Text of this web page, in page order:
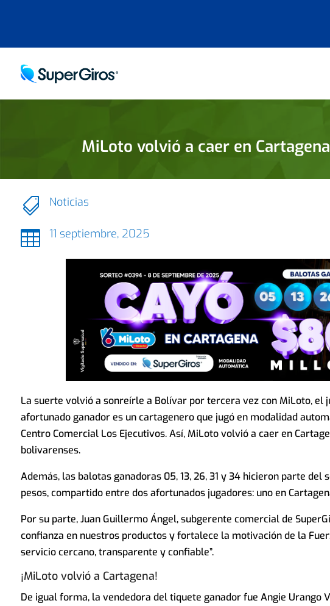
MiLoto volvió a caer en
 Noticias
 11 septiembre, 2025
La suerte volvió a sonreírle a Bolívar por tercera vez con MiLoto, el
afortunado ganador es un cartagenero que jugó en modalidad
Centro Comercial Los Ejecutivos. Así, MiLoto volvió a caer en
bolivarenses.
Además, las balotas ganadoras 05, 13, 26, 31 y 34 hicieron parte
pesos, compartido entre dos afortunados jugadores: uno en
Por su parte, Juan Guillermo Ángel, subgerente comercial de
confianza en nuestros productos y fortalece la motivación de la
servicio cercano, transparente y confiable”.
¡MiLoto volvió a Cartagena!
De igual forma, la vendedora del tiquete ganador fue Angie Urango